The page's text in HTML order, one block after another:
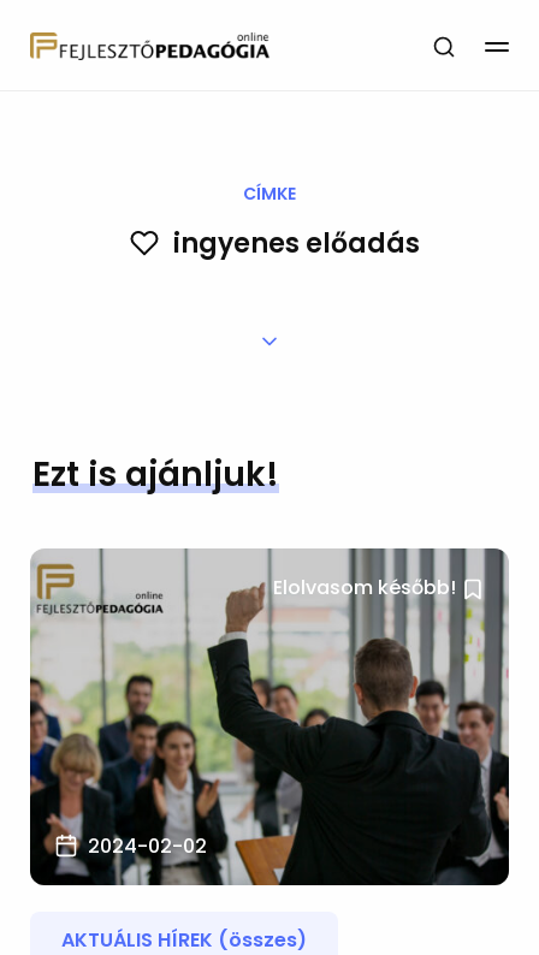
CÍMKE
ingyenes előadás
Ezt is ajánljuk!
Elolvasom később!
2024-02-02
AKTUÁLIS HÍREK (összes)